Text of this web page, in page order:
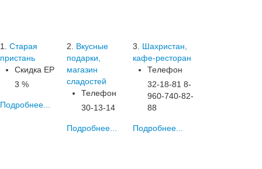
1.
Старая
пристань
Скидка ЕР
3 %
Подробнее...
2.
Вкусные
подарки,
магазин
сладостей
Телефон
30-13-14
Подробнее...
3.
Шахристан,
кафе-ресторан
Телефон
32-18-81 8-
960-740-82-
88
Подробнее...